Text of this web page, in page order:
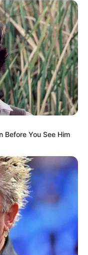
Before You See Him